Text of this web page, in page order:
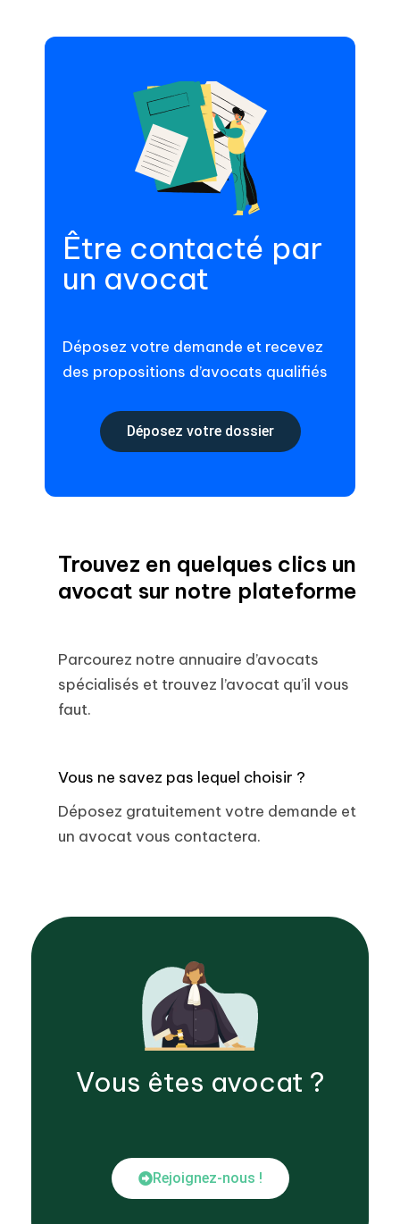
Être contacté par
un avocat
Déposez votre demande et recevez
des propositions d’avocats qualifiés
Déposez votre dossier
Trouvez en quelques clics un
avocat sur notre plateforme
Parcourez notre annuaire d’avocats
spécialisés et trouvez l’avocat qu’il vous
faut.
Vous ne savez pas lequel choisir ?
Déposez gratuitement votre demande et
un avocat vous contactera.
Vous êtes avocat ?
Rejoignez-nous !